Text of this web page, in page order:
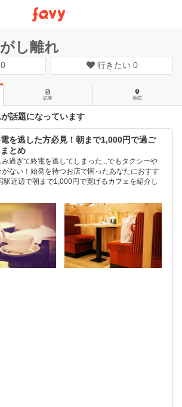
し離れ
0 行きたい 0
記事 地図
話題になっています
電を逃した方必見！朝まで1,000円で過ご
とめ
過ぎて終電を逃してしまった...でもタクシーや
がない！始発を待つお店で困ったあなたにおすす
駅近辺で朝まで1,000円で寛げるカフェを紹介し